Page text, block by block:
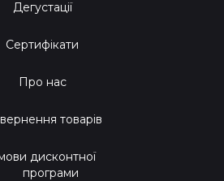
Дегустації
Сертифікати
Про нас
товарів
дисконтної
програми